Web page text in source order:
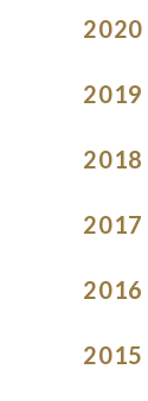
2020
2019
2018
2017
2016
2015